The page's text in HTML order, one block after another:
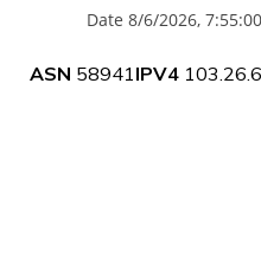
Date 8/6/2026,
ASN 58941IPV4